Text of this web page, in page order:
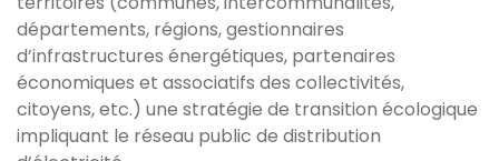
départements, régions, gestionnaires
d’infrastructures énergétiques, partenaires
économiques et associatifs des collectivités,
citoyens, etc.) une stratégie de transition écologique
impliquant le réseau public de distribution